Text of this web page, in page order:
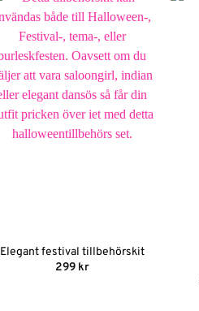
Elegant festival tillbehörskit
299 kr